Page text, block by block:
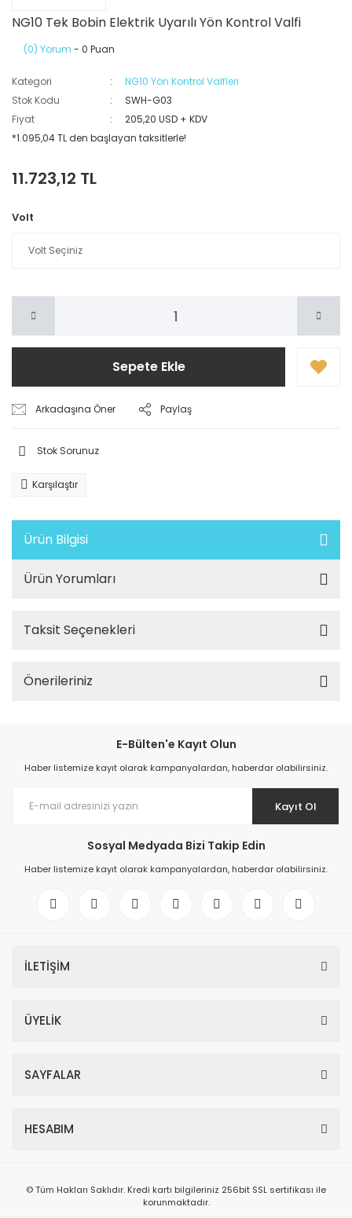
NG10 Tek Bobin Elektrik Uyarılı Yön Kontrol Valfi
(0) Yorum - 0 Puan
Kategori
NG10 Yön Kontrol Valfleri
Stok Kodu
SWH-G03
Fiyat
205,20 USD + KDV
*1.095,04 TL den başlayan taksitlerle!
11.723,12 TL
Volt
Sepete Ekle
Arkadaşına Öner Paylaş
Stok Sorunuz
Karşılaştır
Ürün Bilgisi
Ürün Yorumları
Taksit Seçenekleri
Önerileriniz
E-Bülten'e Kayıt Olun
Haber listemize kayıt olarak kampanyalardan, haberdar olabilirsiniz.
Kayıt Ol
Sosyal Medyada Bizi Takip Edin
Haber listemize kayıt olarak kampanyalardan, haberdar olabilirsiniz.
İLETİŞİM
ÜYELİK
SAYFALAR
HESABIM
© Tüm Hakları Saklıdır. Kredi kartı bilgileriniz 256bit SSL sertifikası ile
korunmaktadır.